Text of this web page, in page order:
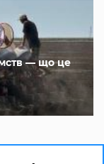
— що це